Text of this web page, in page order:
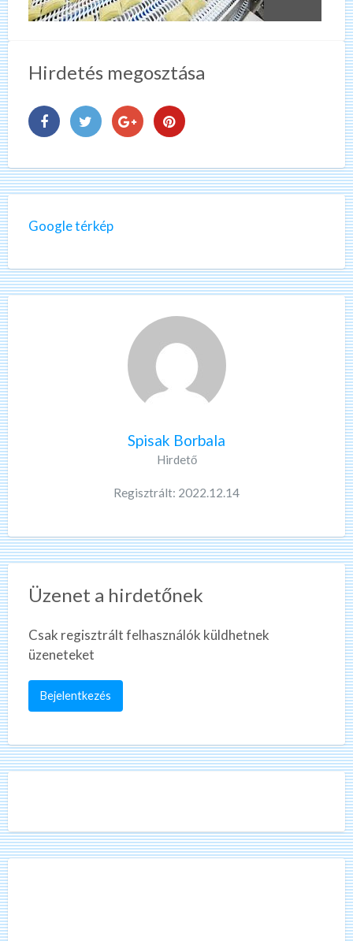
Hirdetés megosztása
Google térkép
Spisak Borbala
Hirdető
Regisztrált: 2022.12.14
Üzenet a hirdetőnek
Csak regisztrált felhasználók küldhetnek
üzeneteket
Bejelentkezés